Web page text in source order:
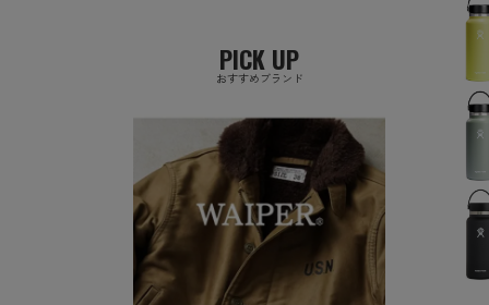
PICK UP
おすすめブランド